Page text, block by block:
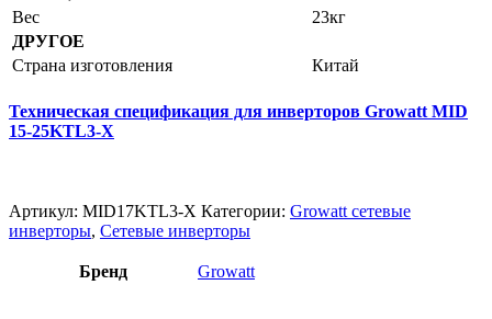
Вес
23кг
ДРУГОЕ
Страна изготовления
Китай
Техническая спецификация для инверторов Growatt MID
15-25KTL3-X
Артикул: MID17KTL3-X Категории: Growatt сетевые
инверторы, Сетевые инверторы
Бренд Growatt